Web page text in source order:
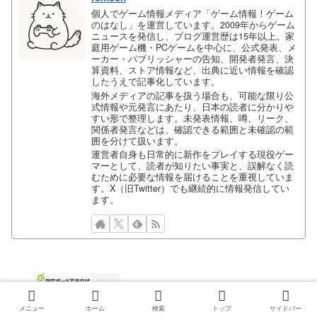
個人でゲーム情報メディア「ゲーム情報！ゲーム
のはなし」を運営しています。2009年からゲーム
ニュースを発信し、ブログ運営歴は15年以上。家
庭用ゲーム機・PCゲームを中心に、公式発表、メ
ーカー・パブリッシャーの告知、開発者発言、決
算資料、ストア情報など、出典に近い情報を確認
したうえで記事化しています。
海外メディアの記事を扱う場合も、可能な限り公
式情報や元発言にあたり、日本の読者に分かりや
すい形で整理します。未発表情報、噂、リーク、
関係者発言などは、確認できる範囲と未確認の範
囲を分けて扱います。
運営者自身も日常的に新作をプレイする現役ゲー
マーとして、読者が知りたい事実と、誤解なく読
むために必要な情報を届けることを重視していま
す。X（旧Twitter）でも継続的に情報発信してい
ます。
置くだけでデュアルショック4の充電ができる
メニュー ホーム 検索 トップ サイドバー